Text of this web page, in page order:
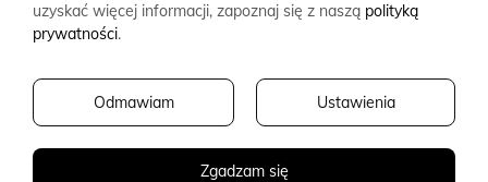
COPYRIGHTS
WYDAWNICTWO ALBATROS
CREATED BY2SIDES.PL
uzyskać więcej informacji, zapoznaj się z naszą polityką
prywatności.
Zgadzam się
Ustawienia
Odmawiam